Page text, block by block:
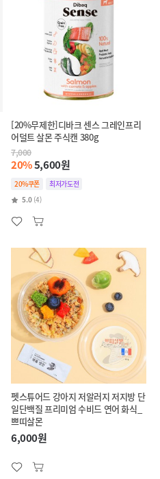
[20%무제한]디바크 센스 그레인프리
어덜트 살몬 주식캔 380g
7,000
20%5,600원
20%쿠폰
최저가도전
5.0 (4)
펫스튜어드 강아지 저알러지 저지방 단
일단백질 프리미엄 수비드 연어 화식_
쁘띠살몬
6,000원